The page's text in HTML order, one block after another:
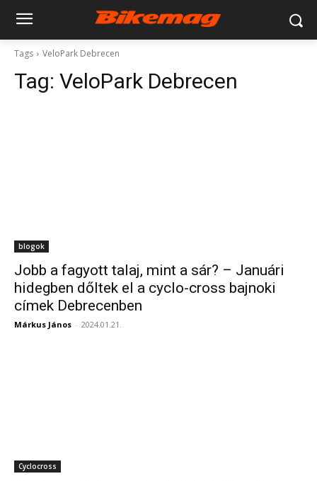
Tags VeloPark Debrecen
Tag: VeloPark Debrecen
blogok
Jobb a fagyott talaj, mint a sár? – Januári
hidegben dőltek el a cyclo-cross bajnoki
címek Debrecenben
Márkus János - 2024.01.21.
Cyclocross